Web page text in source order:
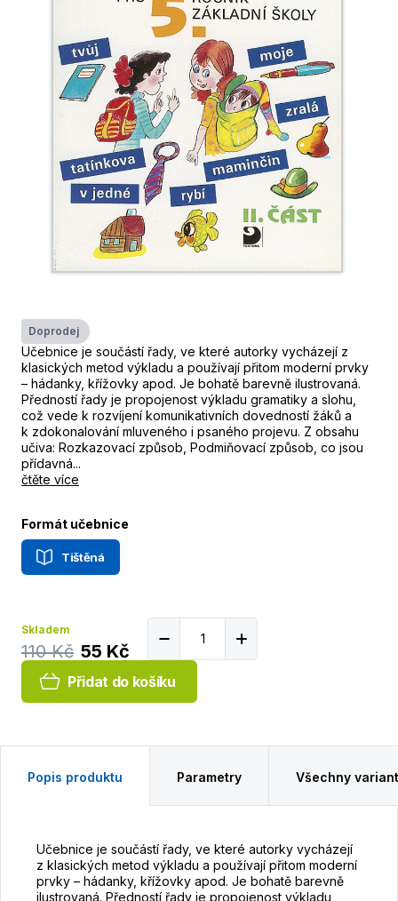
Doprodej
Učebnice je součástí řady, ve které autorky vycházejí z
klasických metod výkladu a používají přitom moderní prvky
– hádanky, křížovky apod. Je bohatě barevně ilustrovaná.
Předností řady je propojenost výkladu gramatiky a slohu,
což vede k rozvíjení komunikativních dovedností žáků a
k zdokonalování mluveného i psaného projevu. Z obsahu
učiva: Rozkazovací způsob, Podmiňovací způsob, co jsou
přídavná...
čtěte více
Formát učebnice
Tištěná
Skladem
110 Kč 55 Kč
Přidat do košíku
Popis produktu Parametry Všechny
Učebnice je součástí řady, ve které autorky vycházejí
z klasických metod výkladu a používají přitom moderní
prvky – hádanky, křížovky apod. Je bohatě barevně
ilustrovaná. Předností řady je propojenost výkladu